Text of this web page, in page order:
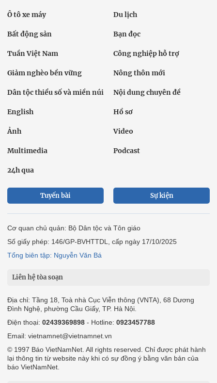
Ô tô xe máy Du lịch
Bất động sản Bạn đọc
Tuần Việt Nam Công nghiệp hỗ trợ
Giảm nghèo bền vững Nông thôn mới
Dân tộc thiểu số và miền núi Nội dung chuyên đề
English Hồ sơ
Ảnh Video
Multimedia Podcast
24h qua
Tuyến bài Sự kiện
Cơ quan chủ quản: Bộ Dân tộc và Tôn giáo
Số giấy phép: 146/GP-BVHTTDL, cấp ngày 17/10/2025
Tổng biên tập: Nguyễn Văn Bá
Liên hệ tòa soạn
Địa chỉ: Tầng 18, Toà nhà Cục Viễn thông (VNTA), 68 Dương
Đình Nghệ, phường Cầu Giấy, TP. Hà Nội.
Điện thoại: 02439369898 - Hotline: 0923457788
Email: vietnamnet@vietnamnet.vn
© 1997 Báo VietNamNet. All rights reserved. Chỉ được phát hành
lại thông tin từ website này khi có sự đồng ý bằng văn bản của
báo VietNamNet.